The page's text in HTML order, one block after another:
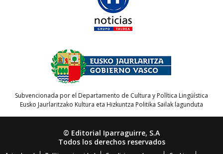
Subvencionada por el Departamento de Cultura y Política Lingüística
Eusko Jaurlaritzako Kultura eta Hizkuntza Politika Sailak lagunduta
© Editorial Iparraguirre, S.A
Todos los derechos reservados